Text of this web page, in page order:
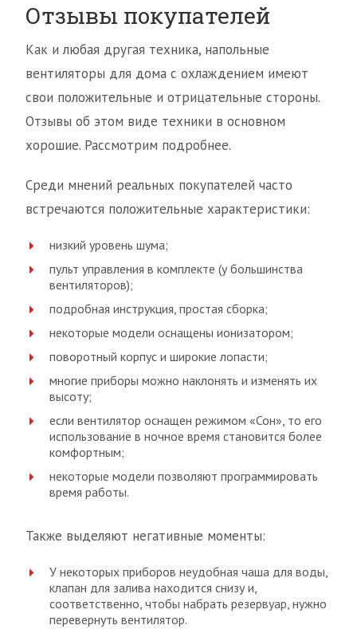
Отзывы покупателей
Как и любая другая техника, напольные
вентиляторы для дома с охлаждением имеют
свои положительные и отрицательные стороны.
Отзывы об этом виде техники в основном
хорошие. Рассмотрим подробнее.
Среди мнений реальных покупателей часто
встречаются положительные характеристики:
низкий уровень шума;
пульт управления в комплекте (у большинства
вентиляторов);
подробная инструкция, простая сборка;
некоторые модели оснащены ионизатором;
поворотный корпус и широкие лопасти;
многие приборы можно наклонять и изменять их
высоту;
если вентилятор оснащен режимом «Сон», то его
использование в ночное время становится более
комфортным;
некоторые модели позволяют программировать
время работы.
Также выделяют негативные моменты:
У некоторых приборов неудобная чаша для воды,
клапан для залива находится снизу и,
соответственно, чтобы набрать резервуар, нужно
перевернуть вентилятор.